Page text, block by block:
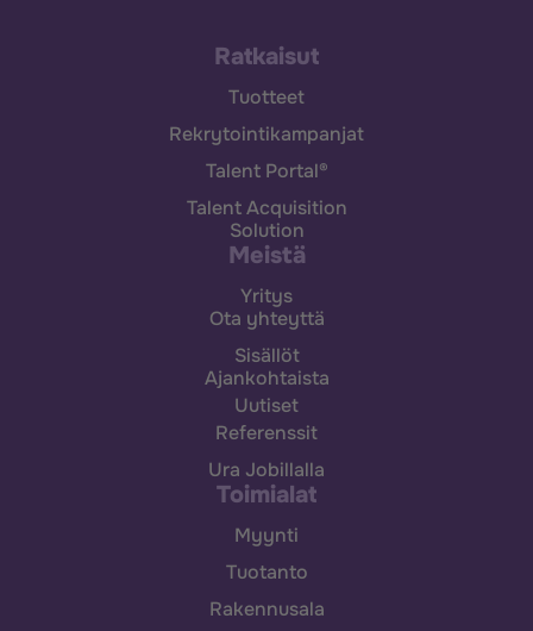
Ratkaisut
Tuotteet
Rekrytointikampanjat
Talent Portal®
Talent Acquisition
Solution
Meistä
Yritys
Ota yhteyttä
Sisällöt
Ajankohtaista
Uutiset
Referenssit
Ura Jobillalla
Toimialat
Myynti
Tuotanto
Rakennusala